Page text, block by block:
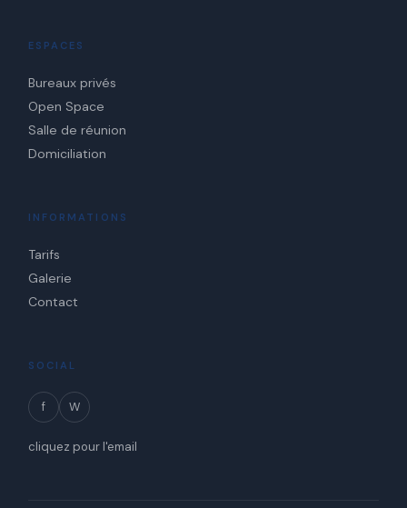
ESPACES
Bureaux privés
Open Space
Salle de réunion
Domiciliation
INFORMATIONS
Tarifs
Galerie
Contact
SOCIAL
f W
cliquez pour l'email